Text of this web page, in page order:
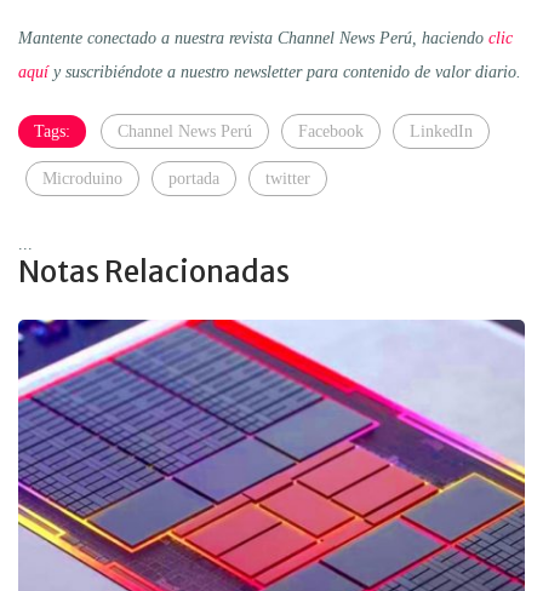
Mantente conectado a nuestra revista Channel News Perú, haciendo clic
aquíy suscribiéndote a nuestro newsletter para contenido de valor diario.
Tags: Channel News Perú Facebook LinkedIn
Microduino portada twitter
Notas Relacionadas